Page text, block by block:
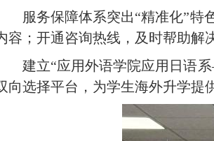
服务保障体系突出“精准化”特
容；开通咨询热线，及时帮助解
建立“应用外语学院应用日语
向选择平台，为学生海外升学提